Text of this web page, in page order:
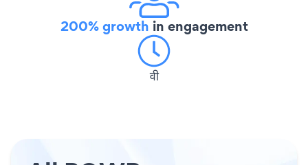
200% growth in engagement
वी